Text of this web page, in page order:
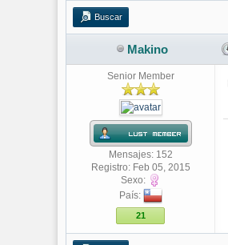
Buscar
Makino
Senior Member
Mensajes: 152
Registro: Feb 05, 2015
Sexo:
País:
21